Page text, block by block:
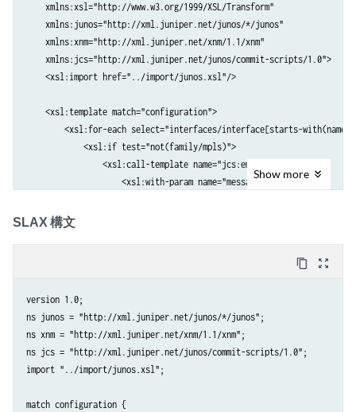
    xmlns:xsl="http://www.w3.org/1999/XSL/Transform"
    xmlns:junos="http://xml.juniper.net/junos/*/junos"
    xmlns:xnm="http://xml.juniper.net/xnm/1.1/xnm"
    xmlns:jcs="http://xml.juniper.net/junos/commit-scripts/1.0">
    <xsl:import href="../import/junos.xsl"/>
    <xsl:template match="configuration">
<xsl:for-each select="interfaces/interface[starts-with(name,
            <xsl:if test="not(family/mpls)">
                <xsl:call-template name="jcs:emit-change">
                    <xsl:with-param name="message">
                    </xsl:with-param>
                    </xsl:with-param>
                </xsl:call-template>
            </xsl:if>
        </xsl:for-each>
    </xsl:template>
Show more
SLAX 構文
content_copy zoom_out_map
version 1.0;
ns junos = "http://xml.juniper.net/junos/*/junos";
ns xnm = "http://xml.juniper.net/xnm/1.1/xnm";
ns jcs = "http://xml.juniper.net/junos/commit-scripts/1.0";
import "../import/junos.xsl";
match configuration {